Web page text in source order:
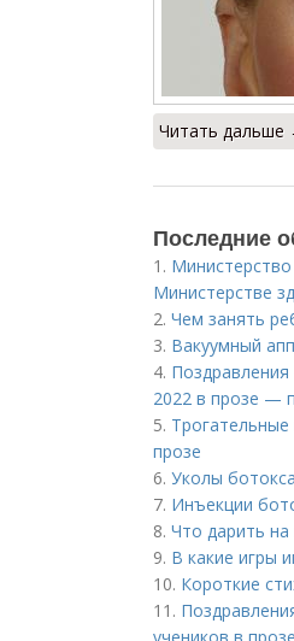
Читать дальше
Последние
1.
Министерстве
2. Чем занять
3. Вакуумный
4.
2022 в прозе —
5.
прозе
6. Уколы
7. Инъекции
8. Что дарить
9. В какие игры
10. Короткие
11.